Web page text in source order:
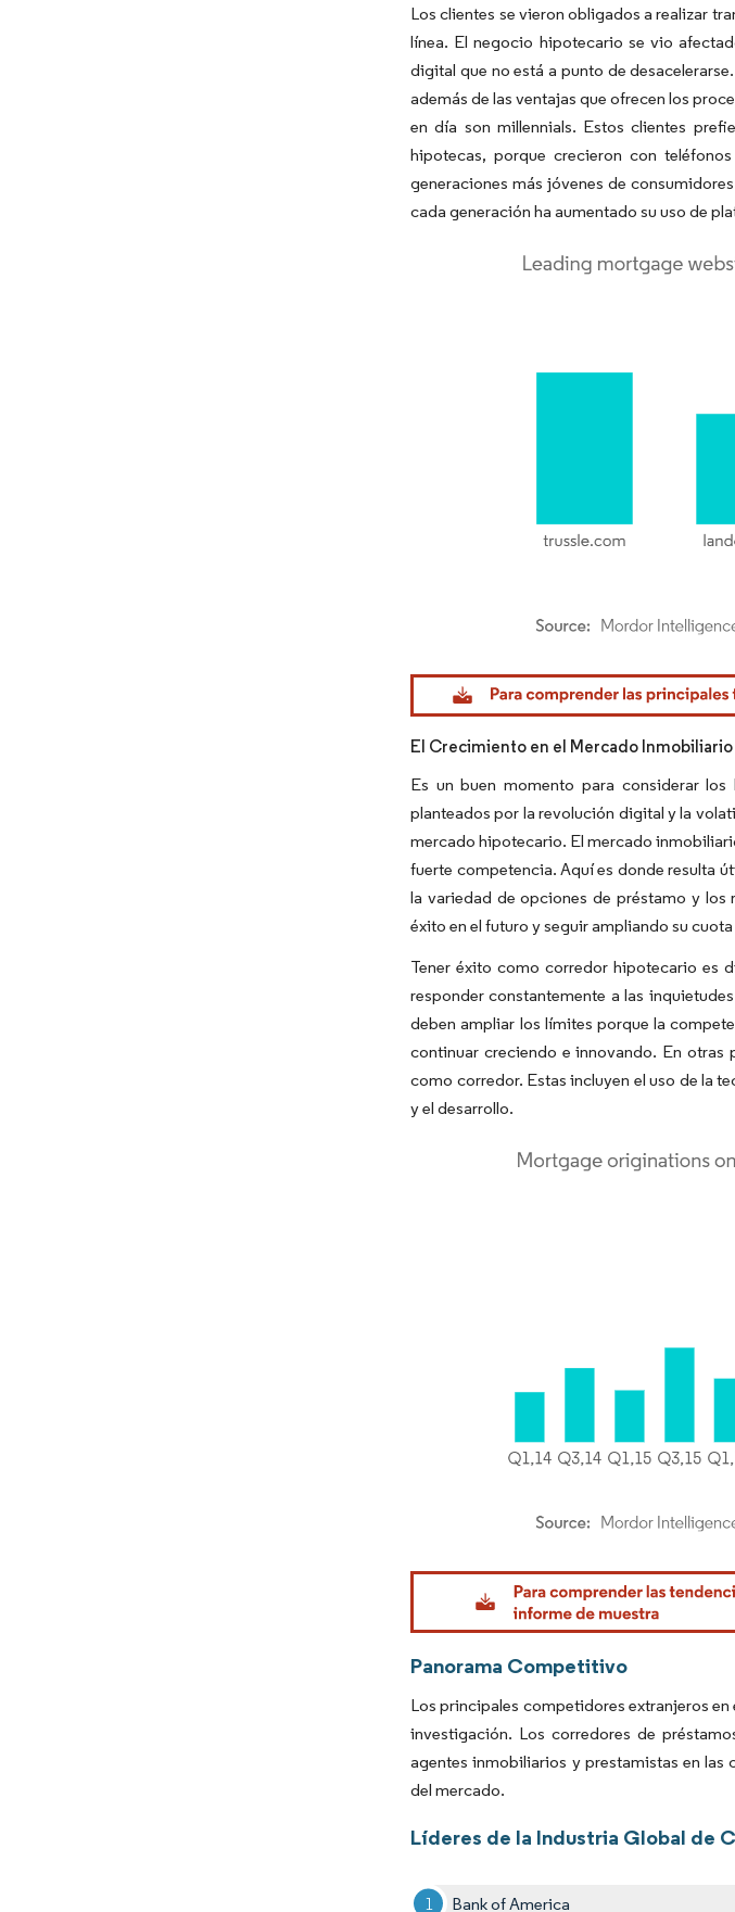
Los clientes se vieron obligados a realizar
línea. El negocio hipotecario se vio
digital que no está a punto de
además de las ventajas que ofrecen los
en día son millennials. Estos clientes
hipotecas, porque crecieron con
generaciones más jóvenes de
cada generación ha aumentado su uso de
Imagen © Mordor Intelligence. El uso requiere
El Crecimiento en el Mercado
Es un buen momento para considerar
planteados por la revolución digital y la
mercado hipotecario. El mercado
fuerte competencia. Aquí es donde resulta
la variedad de opciones de préstamo y
éxito en el futuro y seguir ampliando su
Tener éxito como corredor hipotecario es
responder constantemente a las
deben ampliar los límites porque la
continuar creciendo e innovando. En otras
como corredor. Estas incluyen el uso de la
y el desarrollo.
Imagen © Mordor Intelligence. El uso requiere
Panorama Competitivo
Los principales competidores extranjeros
investigación. Los corredores de
agentes inmobiliarios y prestamistas en
del mercado.
Líderes de la Industria Global de
Bank of America